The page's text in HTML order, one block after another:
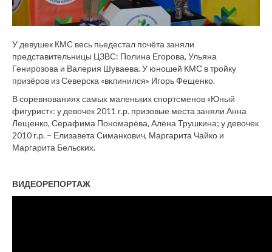
У девушек КМС весь пьедестал почёта заняли
представительницы ЦЗВС: Полина Егорова, Ульяна
Генирозова и Валерия Шуваева. У юношей КМС в тройку
призёров из Северска «вклинился» Игорь Фещенко.
В соревнованиях самых маленьких спортсменов «Юный
фигурист»: у девочек 2011 г.р. призовые места заняли Анна
Лещенко, Серафима Пономарёва, Алёна Трушкина; у девочек
2010 г.р. – Елизавета Симанкович, Маргарита Чайко и
Маргарита Бельских.
ВИДЕОРЕПОРТАЖ